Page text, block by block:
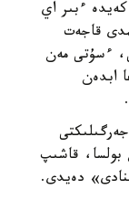
بارمايدى. 10-15 كۇن، كەيدە ءبىر اي
قاجەت
ءسۇتى مەن
ابدەن
قاشىپ
دەيدى.